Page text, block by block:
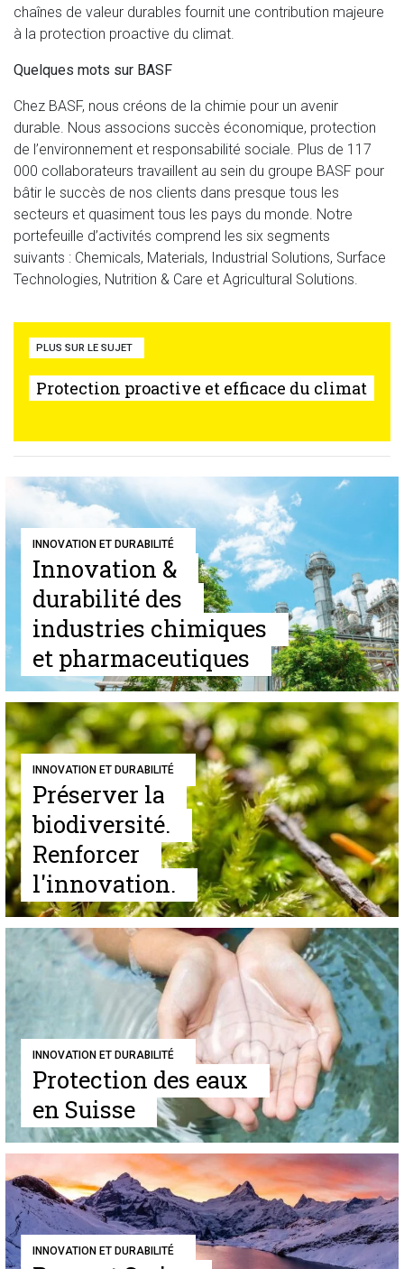
chaînes de valeur durables fournit une contribution majeure
à la protection proactive du climat.
Quelques mots sur BASF
Chez BASF, nous créons de la chimie pour un avenir
durable. Nous associons succès économique, protection
de l’environnement et responsabilité sociale. Plus de 117
000 collaborateurs travaillent au sein du groupe BASF pour
bâtir le succès de nos clients dans presque tous les
secteurs et quasiment tous les pays du monde. Notre
portefeuille d’activités comprend les six segments
suivants : Chemicals, Materials, Industrial Solutions, Surface
Technologies, Nutrition & Care et Agricultural Solutions.
PLUS SUR LE SUJET
Protection proactive et efficace du climat
INNOVATION ET DURABILITÉ
Innovation &
durabilité des
industries chimiques
et pharmaceutiques
INNOVATION ET DURABILITÉ
Préserver la
biodiversité.
Renforcer
l'innovation.
INNOVATION ET DURABILITÉ
Protection des eaux
en Suisse
INNOVATION ET DURABILITÉ